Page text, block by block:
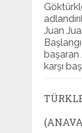
Juan
başaran
karşı